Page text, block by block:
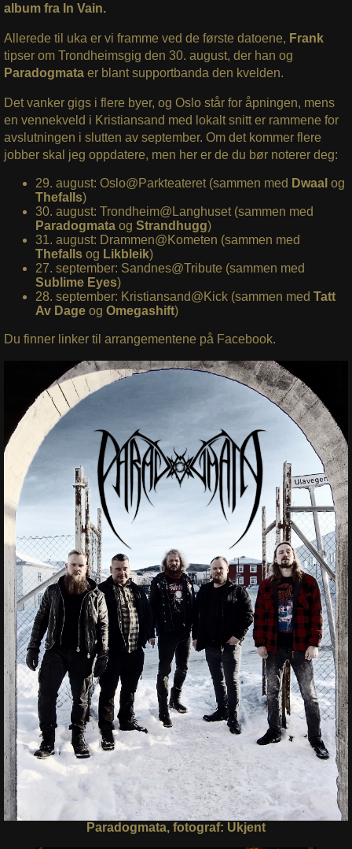
album fra In Vain.
Allerede til uka er vi framme ved de første datoene, Frank
tipser om Trondheimsgig den 30. august, der han og
Paradogmataer blant supportbanda den kvelden.
Det vanker gigs i flere byer, og Oslo står for åpningen, mens
en vennekveld i Kristiansand med lokalt snitt er rammene for
avslutningen i slutten av september. Om det kommer flere
jobber skal jeg oppdatere, men her er de du bør noterer deg:
29. august: Oslo@Parkteateret (sammen med Dwaal og
Thefalls)
30. august: Trondheim@Langhuset (sammen med
Paradogmataog Strandhugg)
31. august: Drammen@Kometen (sammen med
Thefalls og Likbleik)
27. september: Sandnes@Tribute (sammen med
Sublime Eyes)
28. september: Kristiansand@Kick (sammen med Tatt
Av Dageog Omegashift)
Du finner linker til arrangementene på Facebook.
Paradogmata, fotograf: Ukjent